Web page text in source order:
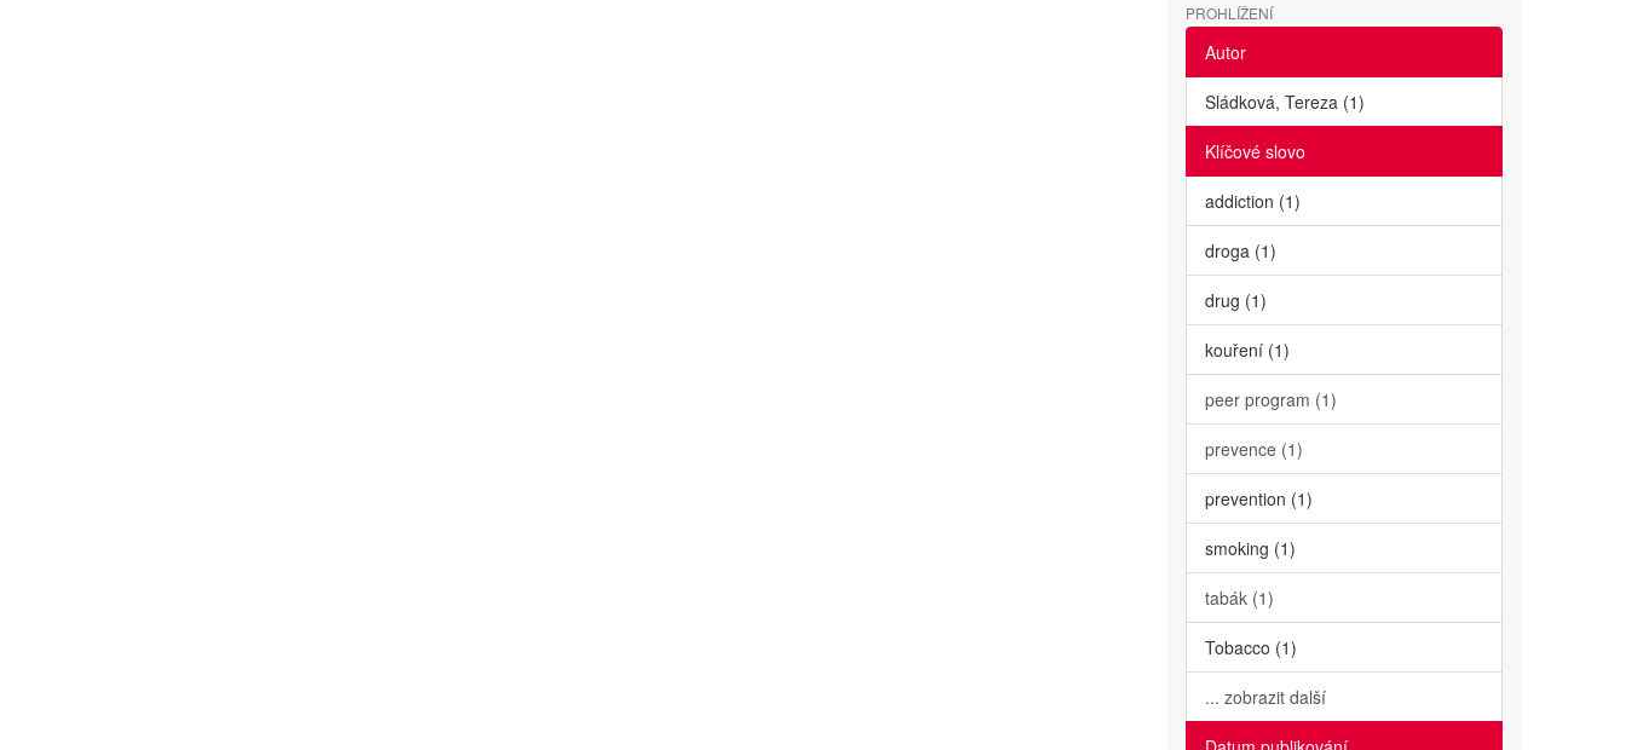
PROHLÍŽENÍ
Autor
Sládková, Tereza (1)
Klíčové slovo
addiction (1)
droga (1)
drug (1)
kouření (1)
peer program (1)
prevence (1)
prevention (1)
smoking (1)
tabák (1)
Tobacco (1)
... zobrazit další